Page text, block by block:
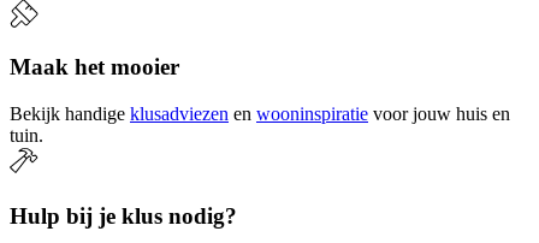
Maak het mooier
Bekijk handige klusadviezen en wooninspiratie voor jouw huis en
tuin.
Hulp bij je klus nodig?